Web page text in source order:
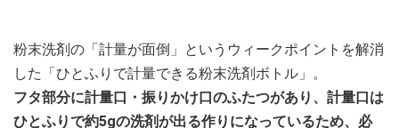
粉末洗剤の「計量が面倒」というウィークポイントを解消
した「ひとふりで計量できる粉末洗剤ボトル」。
フタ部分に計量口・振りかけ口のふたつがあり、計量口は
ひとふりで約5gの洗剤が出る作りになっているため、必